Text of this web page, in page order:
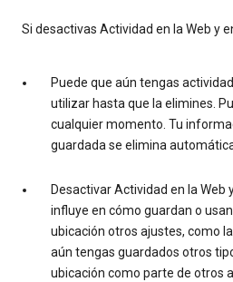
Si desactivas Actividad en la Web y
Puede que aún tengas
utilizar hasta que la elimines.
cualquier momento. Tu
guardada se elimina
Desactivar Actividad en la Web
influye en cómo guardan o
ubicación otros ajustes, como
aún tengas guardados otros
ubicación como parte de otros